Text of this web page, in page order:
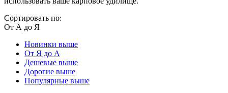
Сортировать по:
От А до Я
Новинки выше
От Я до А
Дешевые выше
Дорогие выше
Популярные выше